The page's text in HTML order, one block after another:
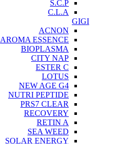
S.C.P
C.L.A
GIGI
ACNON
AROMA ESSENCE
BIOPLASMA
CITY NAP
ESTER C
LOTUS
NEW AGE G4
NUTRI PEPTIDE
PRS7 CLEAR
RECOVERY
RETIN A
SEA WEED
SOLAR ENERGY